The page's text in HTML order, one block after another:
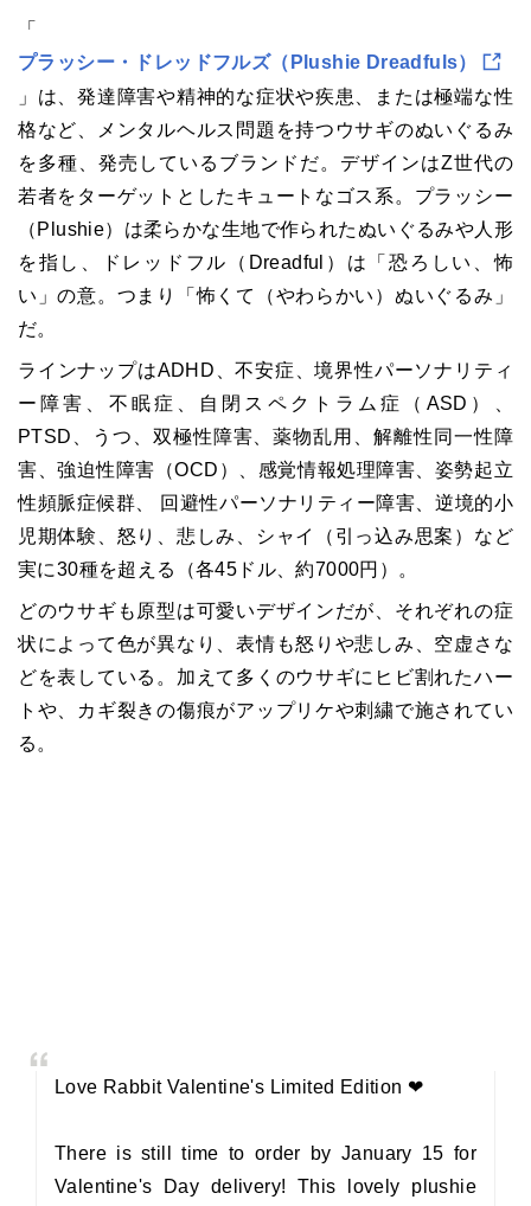
「
プラッシー・ドレッドフルズ（Plushie Dreadfuls）
」は、発達障害や精神的な症状や疾患、または極端な性
格など、メンタルヘルス問題を持つウサギのぬいぐるみ
を多種、発売しているブランドだ。デザインはZ世代の
若者をターゲットとしたキュートなゴス系。プラッシー
（Plushie）は柔らかな生地で作られたぬいぐるみや人形
を指し、ドレッドフル（Dreadful）は「恐ろしい、怖
い」の意。つまり「怖くて（やわらかい）ぬいぐるみ」
だ。
ラインナップはADHD、不安症、境界性パーソナリティ
ー障害、不眠症、自閉スペクトラム症（ASD）、
PTSD、うつ、双極性障害、薬物乱用、解離性同一性障
害、強迫性障害（OCD）、感覚情報処理障害、姿勢起立
性頻脈症候群、 回避性パーソナリティー障害、逆境的小
児期体験、怒り、悲しみ、シャイ（引っ込み思案）など
実に30種を超える（各45ドル、約7000円）。
どのウサギも原型は可愛いデザインだが、それぞれの症
状によって色が異なり、表情も怒りや悲しみ、空虚さな
どを表している。加えて多くのウサギにヒビ割れたハー
トや、カギ裂きの傷痕がアップリケや刺繍で施されてい
る。
Love Rabbit Valentine's Limited Edition ❤
There is still time to order by January 15 for
Valentine's Day delivery! This lovely plushie